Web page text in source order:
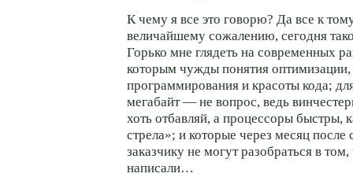
К чему я все это говорю? Да все к
величайшему сожалению, сегодня
Горько мне глядеть на современных
которым чужды понятия оптимизации,
программирования и красоты кода;
мегабайт — не вопрос, ведь
хоть отбавляй, а процессоры быстры,
стрела»; и которые через месяц после
заказчику не могут разобраться в
написали…